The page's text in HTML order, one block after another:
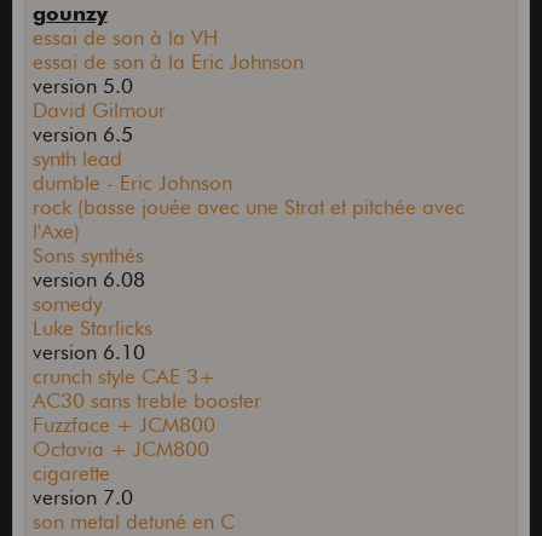
gounzy
essai de son à la VH
essai de son à la Eric Johnson
version 5.0
David Gilmour
version 6.5
synth lead
dumble - Eric Johnson
rock (basse jouée avec une Strat et pitchée avec
l'Axe)
Sons synthés
version 6.08
somedy
Luke Starlicks
version 6.10
crunch style CAE 3+
AC30 sans treble booster
Fuzzface + JCM800
Octavia + JCM800
cigarette
version 7.0
son metal detuné en C